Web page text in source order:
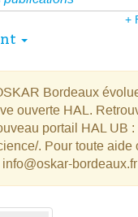
+
Bordeaux
ouverte HAL.
portail HAL UB :
. Pour toute aide
bordeaux.fr